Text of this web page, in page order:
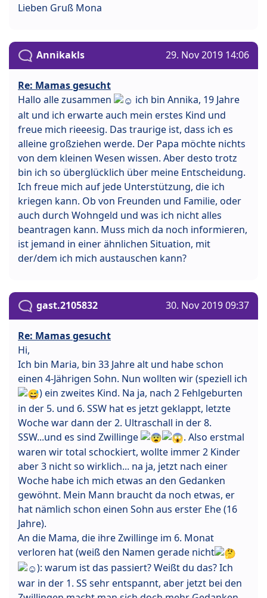
Lieben Gruß Mona
Annikakls 29. Nov 2019 14:06
Re: Mamas gesucht
Hallo alle zusammen
ich bin Annika, 19 Jahre
alt und ich erwarte auch mein erstes Kind und
freue mich rieeesig. Das traurige ist, dass ich es
alleine großziehen werde. Der Papa möchte nichts
von dem kleinen Wesen wissen. Aber desto trotz
bin ich so überglücklich über meine Entscheidung.
Ich freue mich auf jede Unterstützung, die ich
kriegen kann. Ob von Freunden und Familie, oder
auch durch Wohngeld und was ich nicht alles
beantragen kann. Muss mich da noch informieren,
ist jemand in einer ähnlichen Situation, mit
der/dem ich mich austauschen kann?
gast.2105832 30. Nov 2019 09:37
Re: Mamas gesucht
Hi,
Ich bin Maria, bin 33 Jahre alt und habe schon
einen 4-Jährigen Sohn. Nun wollten wir (speziell ich
) ein zweites Kind. Na ja, nach 2 Fehlgeburten
in der 5. und 6. SSW hat es jetzt geklappt, letzte
Woche war dann der 2. Ultraschall in der 8.
SSW...und es sind Zwillinge
. Also erstmal
waren wir total schockiert, wollte immer 2 Kinder
aber 3 nicht so wirklich... na ja, jetzt nach einer
Woche habe ich mich etwas an den Gedanken
gewöhnt. Mein Mann braucht da noch etwas, er
hat nämlich schon einen Sohn aus erster Ehe (16
Jahre).
An die Mama, die ihre Zwillinge im 6. Monat
verloren hat (weiß den Namen gerade nicht
): warum ist das passiert? Weißt du das? Ich
war in der 1. SS sehr entspannt, aber jetzt bei den